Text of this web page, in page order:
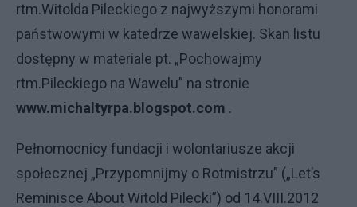
rtm.Witolda Pileckiego z najwyższymi honorami
państwowymi w katedrze wawelskiej. Skan listu
dostępny w materiale pt. „Pochowajmy
rtm.Pileckiego na Wawelu” na stronie
www.michaltyrpa.blogspot.com .
Pełnomocnicy fundacji i wolontariusze akcji
społecznej „Przypomnijmy o Rotmistrzu” („Let’s
Reminisce About Witold Pilecki”) od 14.VIII.2012